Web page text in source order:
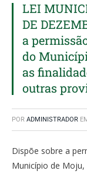
LEI
DE
a
do
as
outras
POR ADMINISTRADOR
Dispõe sobre a
Município de Moju,